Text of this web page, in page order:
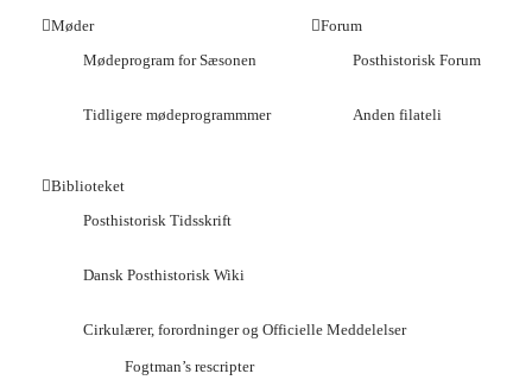
Møder
Mødeprogram for Sæsonen
Tidligere mødeprogrammmer
Forum
Posthistorisk Forum
Anden filateli
Biblioteket
Posthistorisk Tidsskrift
Dansk Posthistorisk Wiki
Cirkulærer, forordninger og Officielle Meddelelser
Fogtman’s rescripter